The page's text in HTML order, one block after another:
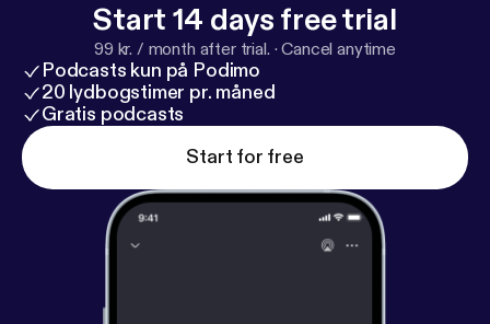
Start 14 days free trial
99 kr. / month after trial. ·Cancel anytime
Podcasts kun på Podimo
20 lydbogstimer pr. måned
Gratis podcasts
Start for free